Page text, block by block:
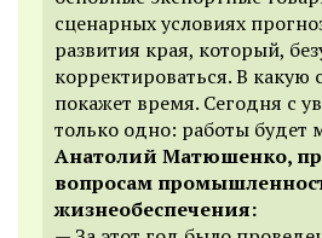
сценарных условиях
развития края, который,
корректироваться. В какую
покажет время. Сегодня с
только одно: работы будет
Анатолий Матюшенко,
вопросам
жизнеобеспечения: